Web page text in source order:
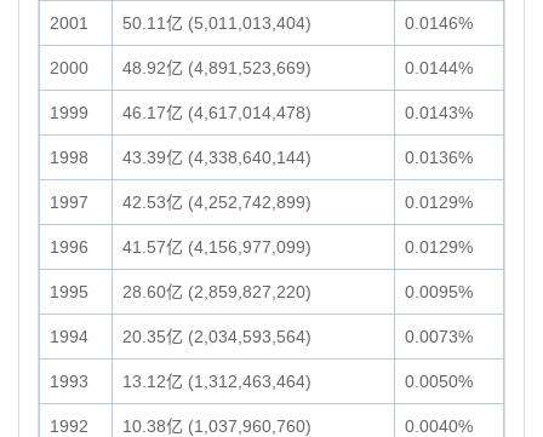
2001 50.11亿 (5,011,013,404) 0.0146%
2000 48.92亿 (4,891,523,669) 0.0144%
1999 46.17亿 (4,617,014,478) 0.0143%
1998 43.39亿 (4,338,640,144) 0.0136%
1997 42.53亿 (4,252,742,899) 0.0129%
1996 41.57亿 (4,156,977,099) 0.0129%
1995 28.60亿 (2,859,827,220) 0.0095%
1994 20.35亿 (2,034,593,564) 0.0073%
1993 13.12亿 (1,312,463,464) 0.0050%
1992 10.38亿 (1,037,960,760) 0.0040%